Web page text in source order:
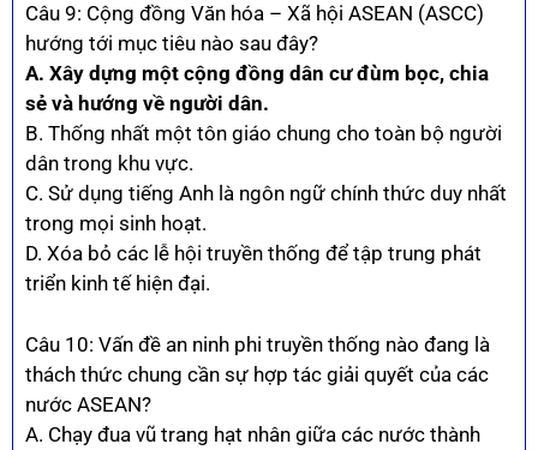
Câu 9: Cộng đồng Văn hóa – Xã hội ASEAN (ASCC)
hướng tới mục tiêu nào sau đây?
A. Xây dựng một cộng đồng dân cư đùm bọc, chia
sẻ và hướng về người dân.
B. Thống nhất một tôn giáo chung cho toàn bộ người
dân trong khu vực.
C. Sử dụng tiếng Anh là ngôn ngữ chính thức duy nhất
trong mọi sinh hoạt.
D. Xóa bỏ các lễ hội truyền thống để tập trung phát
triển kinh tế hiện đại.
Câu 10: Vấn đề an ninh phi truyền thống nào đang là
thách thức chung cần sự hợp tác giải quyết của các
nước ASEAN?
A. Chạy đua vũ trang hạt nhân giữa các nước thành